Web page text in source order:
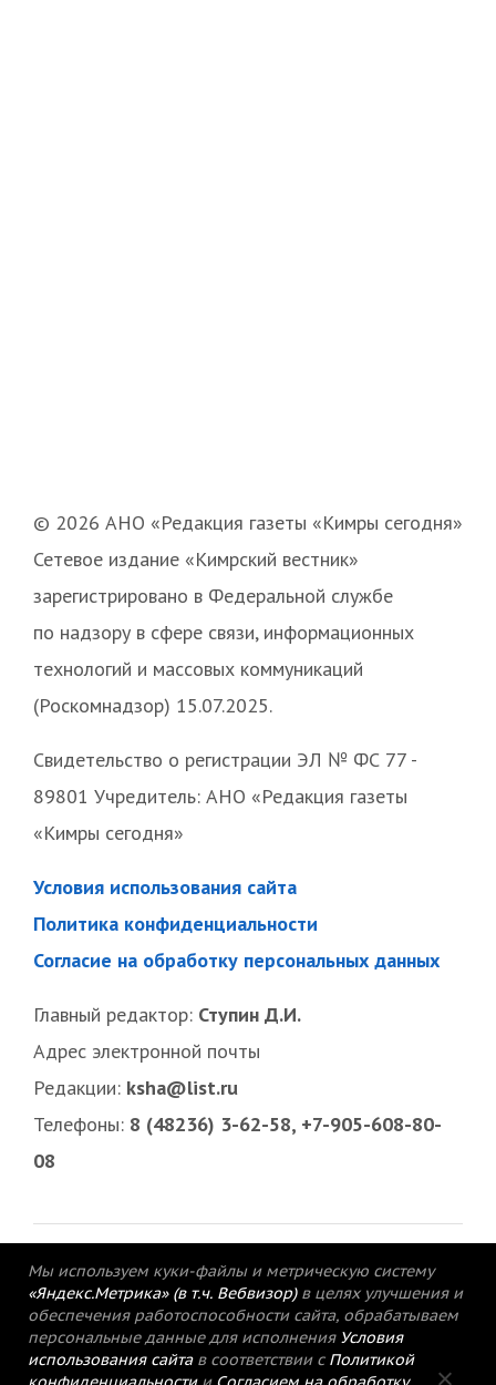
© 2026 АНО «Редакция газеты «Кимры сегодня»
Сетевое издание «Кимрский вестник»
зарегистрировано в Федеральной службе
по надзору в сфере связи, информационных
технологий и массовых коммуникаций
(Роскомнадзор) 15.07.2025.
Свидетельство о регистрации ЭЛ № ФС 77 -
89801 Учредитель: АНО «Редакция газеты
«Кимры сегодня»
Условия использования сайта
Политика конфиденциальности
Согласие на обработку персональных данных
Главный редактор: Ступин Д.И.
Адрес электронной почты
Редакции: ksha@list.ru
Телефоны: 8 (48236) 3-62-58, +7-905-608-80-
08
Мы используем куки-файлы и метрическую систему
«Яндекс.Метрика» (в т.ч. Вебвизор) в целях улучшения и
обеспечения работоспособности сайта, обрабатываем
персональные данные для исполнения Условия
использования сайтав соответствии с Политикой